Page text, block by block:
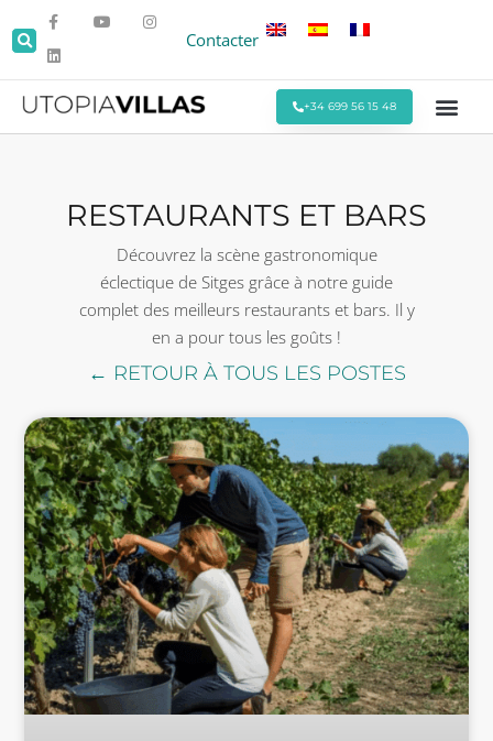
Contacter
+34 699 56 15 48
RESTAURANTS ET BARS
Découvrez la scène gastronomique
éclectique de Sitges grâce à notre guide
complet des meilleurs restaurants et bars. Il y
en a pour tous les goûts !
← RETOUR À TOUS LES POSTES